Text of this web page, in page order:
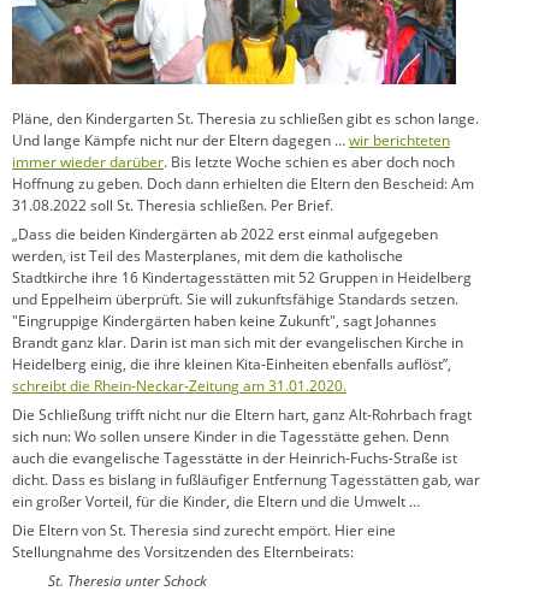
Pläne, den Kindergarten St. Theresia zu schließen gibt es schon lange.
Und lange Kämpfe nicht nur der Eltern dagegen …wir berichteten
immer wieder darüber. Bis letzte Woche schien es aber doch noch
Hoffnung zu geben. Doch dann erhielten die Eltern den Bescheid: Am
31.08.2022 soll St. Theresia schließen. Per Brief.
„Dass die beiden Kindergärten ab 2022 erst einmal aufgegeben
werden, ist Teil des Masterplanes, mit dem die katholische
Stadtkirche ihre 16 Kindertagesstätten mit 52 Gruppen in Heidelberg
und Eppelheim überprüft. Sie will zukunftsfähige Standards setzen.
"Eingruppige Kindergärten haben keine Zukunft", sagt Johannes
Brandt ganz klar. Darin ist man sich mit der evangelischen Kirche in
Heidelberg einig, die ihre kleinen Kita-Einheiten ebenfalls auflöst”,
schreibt die Rhein-Neckar-Zeitung am 31.01.2020.
Die Schließung trifft nicht nur die Eltern hart, ganz Alt-Rohrbach fragt
sich nun: Wo sollen unsere Kinder in die Tagesstätte gehen. Denn
auch die evangelische Tagesstätte in der Heinrich-Fuchs-Straße ist
dicht. Dass es bislang in fußläufiger Entfernung Tagesstätten gab, war
ein großer Vorteil, für die Kinder, die Eltern und die Umwelt …
Die Eltern von St. Theresia sind zurecht empört. Hier eine
Stellungnahme des Vorsitzenden des Elternbeirats:
St. Theresia unter Schock